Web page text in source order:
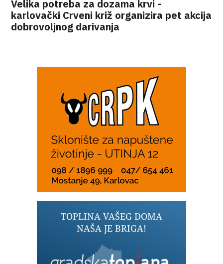
Velika potreba za dozama krvi -
karlovački Crveni križ organizira pet akcija
dobrovoljnog darivanja